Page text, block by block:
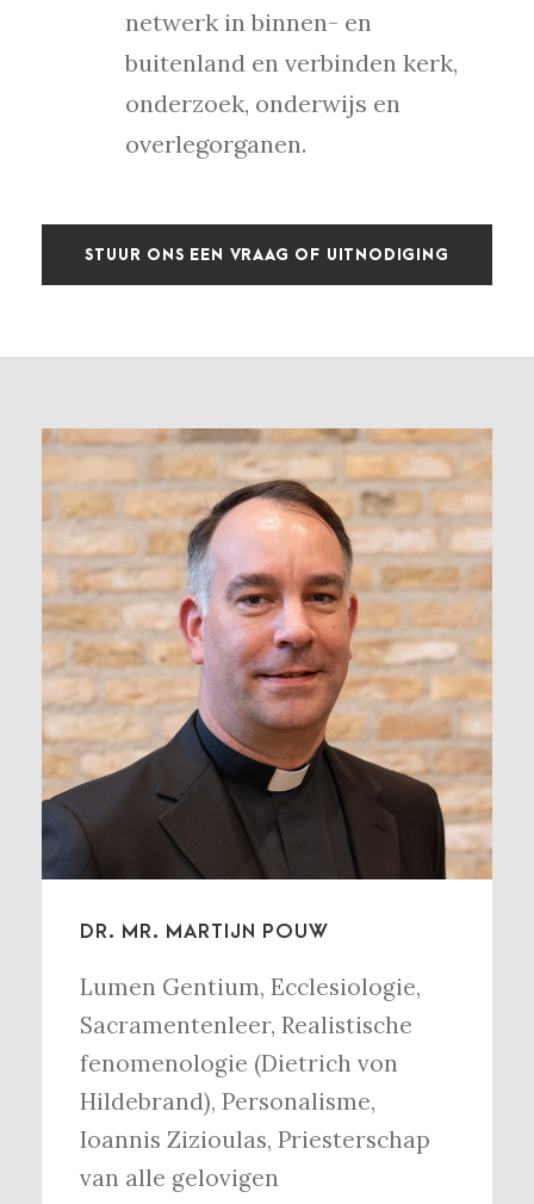
netwerk in binnen- en
buitenland en verbinden kerk,
onderzoek, onderwijs en
overlegorganen.
STUUR ONS EEN VRAAG OF UITNODIGING
DR. MR. MARTIJN POUW
Lumen Gentium, Ecclesiologie,
Sacramentenleer, Realistische
fenomenologie (Dietrich von
Hildebrand), Personalisme,
Ioannis Zizioulas, Priesterschap
van alle gelovigen